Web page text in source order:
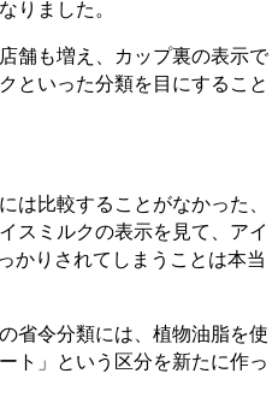
りました。
舗も増え、カップ裏の表示で
といった分類を目にすること
は比較することがなかった、
スミルクの表示を見て、アイ
かりされてしまうことは本当
省令分類には、植物油脂を使
ト」という区分を新たに作っ